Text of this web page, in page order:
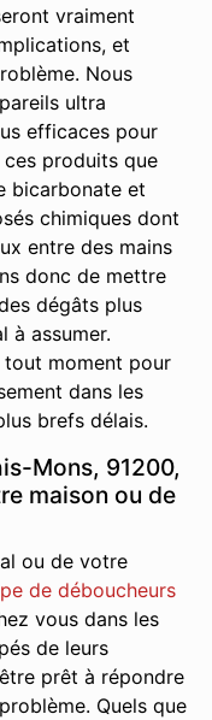
vraiment
et
Nous
ultra
efficaces pour
produits que
bicarbonate et
chimiques dont
entre des mains
donc de mettre
dégâts plus
à assumer.
tout moment pour
dans les
brefs délais.
Mons, 91200,
maison ou de
ou de votre
de déboucheurs
vous dans les
de leurs
prêt à répondre
Quels que